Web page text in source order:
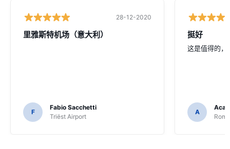
28-12-2020
里雅斯特机场（意大利）
F
Fabio Sacchetti
Triëst Airport
挺好
这是值得的，
A